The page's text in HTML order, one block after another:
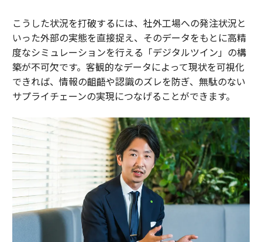
こうした状況を打破するには、社外工場への発注状況と
いった外部の実態を直接捉え、そのデータをもとに高精
度なシミュレーションを行える「デジタルツイン」の構
築が不可欠です。客観的なデータによって現状を可視化
できれば、情報の齟齬や認識のズレを防ぎ、無駄のない
サプライチェーンの実現につなげることができます。